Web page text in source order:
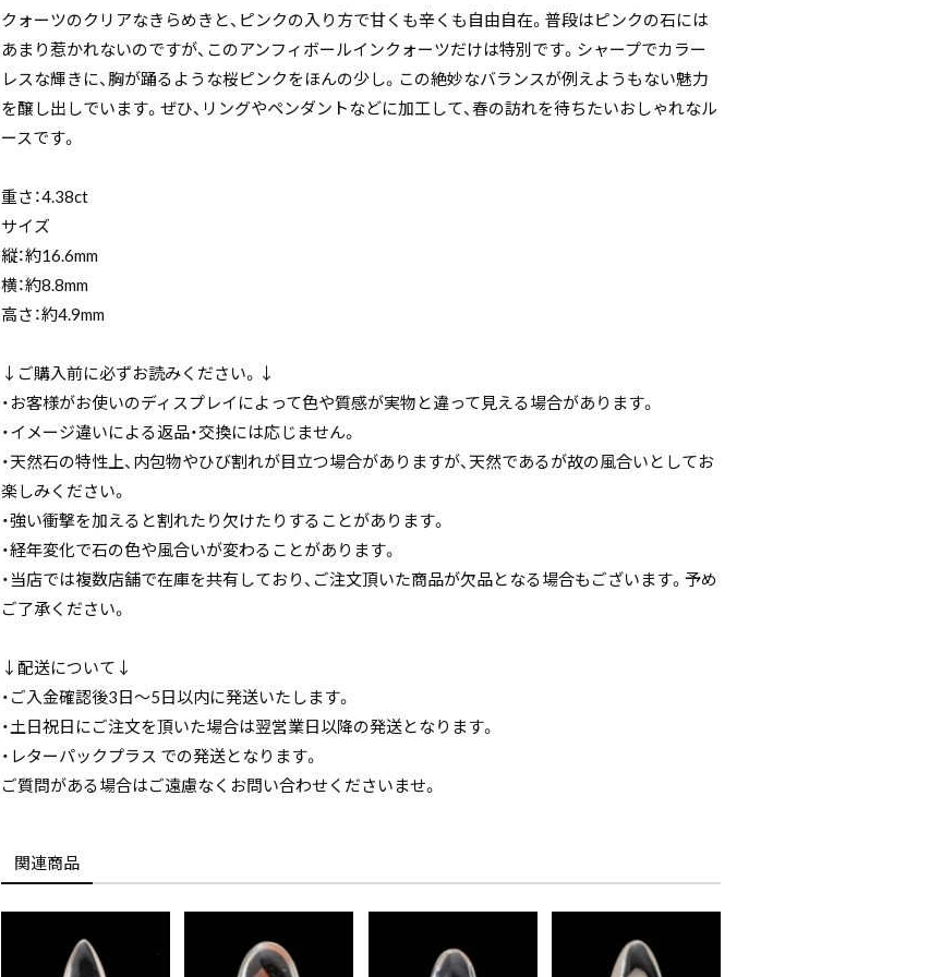
クォーツのクリアなきらめきと、ピンクの入り方で甘くも辛くも自由自在。普段はピンクの石には
あまり惹かれないのですが、このアンフィボールインクォーツだけは特別です。シャープでカラー
レスな輝きに、胸が踊るような桜ピンクをほんの少し。この絶妙なバランスが例えようもない魅力
を醸し出しでいます。ぜひ、リングやペンダントなどに加工して、春の訪れを待ちたいおしゃれなル
ースです。
重さ：4.38ct
サイズ
縦：約16.6mm
横：約8.8mm
高さ：約4.9mm
↓ご購入前に必ずお読みください。↓
・お客様がお使いのディスプレイによって色や質感が実物と違って見える場合があります。
・イメージ違いによる返品・交換には応じません。
・天然石の特性上、内包物やひび割れが目立つ場合がありますが、天然であるが故の風合いとしてお
楽しみください。
・強い衝撃を加えると割れたり欠けたりすることがあります。
・経年変化で石の色や風合いが変わることがあります。
・当店では複数店舗で在庫を共有しており、ご注文頂いた商品が欠品となる場合もございます。予め
ご了承ください。
↓配送について↓
・ご入金確認後3日〜5日以内に発送いたします。
・土日祝日にご注文を頂いた場合は翌営業日以降の発送となります。
・レターパックプラス での発送となります。
ご質問がある場合はご遠慮なくお問い合わせくださいませ。
関連商品